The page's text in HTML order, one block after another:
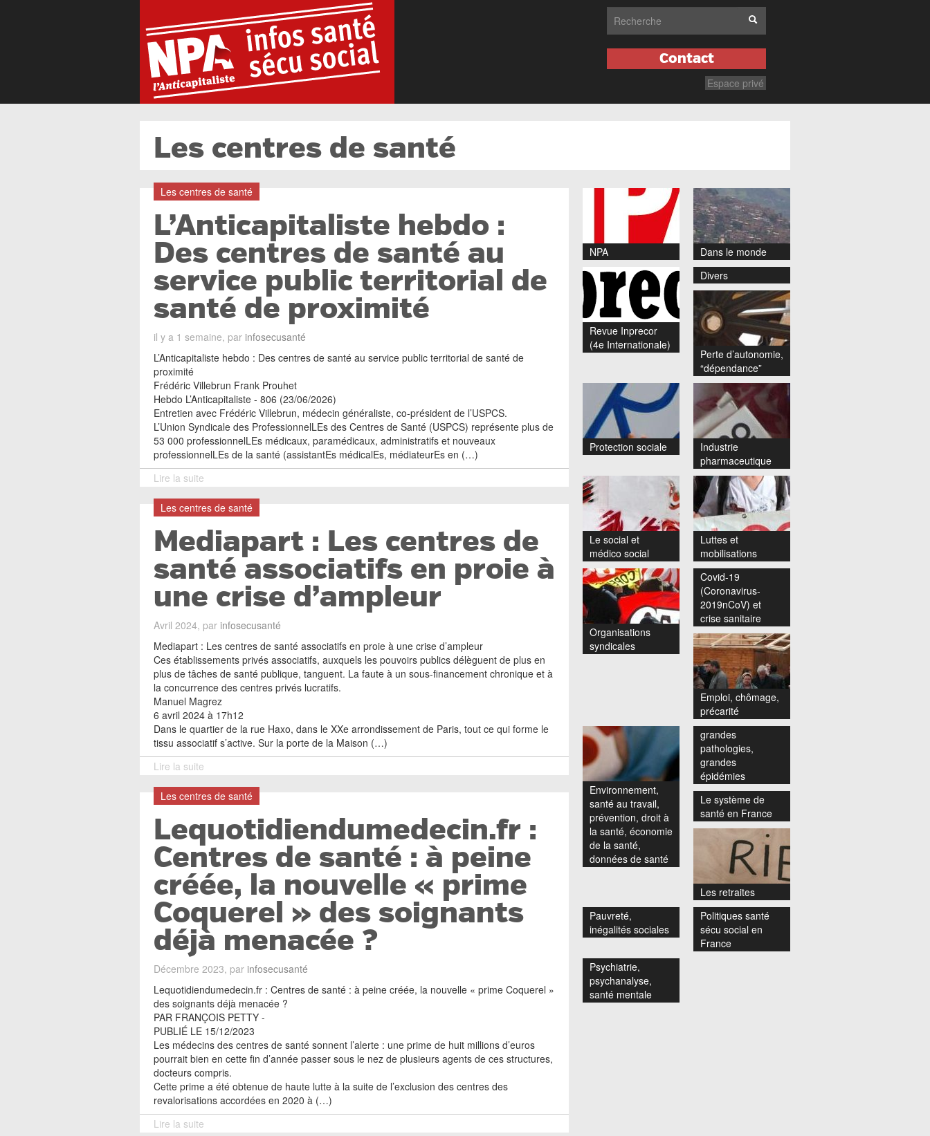
Contact
Espace privé
Les centres de santé
Les centres de santé
L’Anticapitaliste hebdo :
Des centres de santé au
service public territorial de
santé de proximité
il y a 1 semaine, par infosecusanté
L’Anticapitaliste hebdo : Des centres de santé au service public territorial de santé de
proximité
Frédéric Villebrun Frank Prouhet
Hebdo L’Anticapitaliste - 806 (23/06/2026)
Entretien avec Frédéric Villebrun, médecin généraliste, co-président de l’USPCS.
L’Union Syndicale des ProfessionnelLEs des Centres de Santé (USPCS) représente plus de
53 000 professionnelLEs médicaux, paramédicaux, administratifs et nouveaux
professionnelLEs de la santé (assistantEs médicalEs, médiateurEs en (…)
Lire la suite
Les centres de santé
Mediapart : Les centres de
santé associatifs en proie à
une crise d’ampleur
Avril 2024, par infosecusanté
Mediapart : Les centres de santé associatifs en proie à une crise d’ampleur
Ces établissements privés associatifs, auxquels les pouvoirs publics délèguent de plus en
plus de tâches de santé publique, tanguent. La faute à un sous-financement chronique et à
la concurrence des centres privés lucratifs.
Manuel Magrez
6 avril 2024 à 17h12
Dans le quartier de la rue Haxo, dans le XXe arrondissement de Paris, tout ce qui forme le
tissu associatif s’active. Sur la porte de la Maison (…)
Lire la suite
Les centres de santé
Lequotidiendumedecin.fr :
Centres de santé : à peine
créée, la nouvelle « prime
Coquerel » des soignants
déjà menacée ?
Décembre 2023, par infosecusanté
Lequotidiendumedecin.fr : Centres de santé : à peine créée, la nouvelle « prime Coquerel »
des soignants déjà menacée ?
PAR FRANÇOIS PETTY -
PUBLIÉ LE 15/12/2023
Les médecins des centres de santé sonnent l’alerte : une prime de huit millions d’euros
pourrait bien en cette fin d’année passer sous le nez de plusieurs agents de ces structures,
docteurs compris.
Cette prime a été obtenue de haute lutte à la suite de l’exclusion des centres des
revalorisations accordées en 2020 à (…)
Lire la suite
NPA Dans le monde
Revue Inprecor
(4e Internationale)
Divers
Perte d’autonomie,
“dépendance”
Protection sociale
Industrie
pharmaceutique
Le social et
médico social
Luttes et
mobilisations
Organisations
syndicales
Covid-19
(Coronavirus-
2019nCoV) et
crise sanitaire
Emploi, chômage,
précarité
Environnement,
santé au travail,
prévention, droit à
la santé, économie
de la santé,
données de santé
grandes
pathologies,
grandes
épidémies
Le système de
santé en France
Les retraites
Pauvreté,
inégalités sociales
Politiques santé
sécu social en
France
Psychiatrie,
psychanalyse,
santé mentale